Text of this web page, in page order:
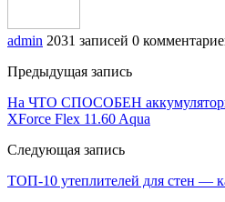
admin 2031 записей 0
Предыдущая запись
На ЧТО СПОСОБЕН
XForce Flex 11.60 Aqua
Следующая запись
ТОП-10 утеплителей для стен —